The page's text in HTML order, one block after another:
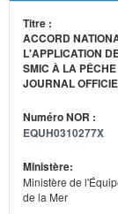
Titre :
ACCORD
L'APPLICATION
SMIC À LA
JOURNAL
Numéro NOR :
EQUH0310277X
Ministère:
Ministère de
de la Mer